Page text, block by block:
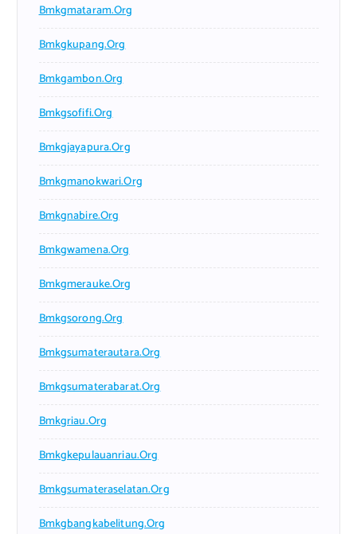
Bmkgmataram.org
Bmkgkupang.org
Bmkgambon.org
Bmkgsofifi.org
Bmkgjayapura.org
Bmkgmanokwari.org
Bmkgnabire.org
Bmkgwamena.org
Bmkgmerauke.org
Bmkgsorong.org
Bmkgsumaterautara.org
Bmkgsumaterabarat.org
Bmkgriau.org
Bmkgkepulauanriau.org
Bmkgsumateraselatan.org
Bmkgbangkabelitung.org